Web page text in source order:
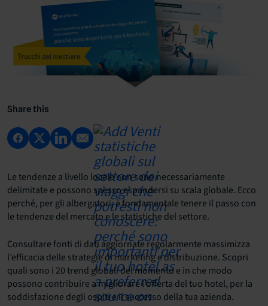
Share this
Le tendenze a livello locale non sono necessariamente
delimitate e possono spesso espandersi su scala globale. Ecco
perché, per gli albergatori, è fondamentale tenere il passo con
le tendenze del mercato e le statistiche del settore.
Consultare fonti di dati aggiornate regolarmente massimizza
l’efficacia delle strategie di marketing e distribuzione. Scopri
quali sono i 20 trend globali del momento e in che modo
possono contribuire a migliorare l’offerta del tuo hotel, per la
soddisfazione degli ospiti e il successo della tua azienda.